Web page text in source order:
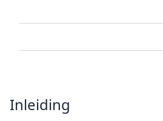
Inleiding